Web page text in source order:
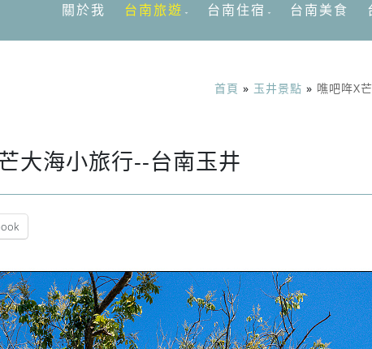
關於我 台南旅遊 台南住宿 台南美食
首頁 » 玉井景點 » 噍吧哖X
大海小旅行--台南玉井